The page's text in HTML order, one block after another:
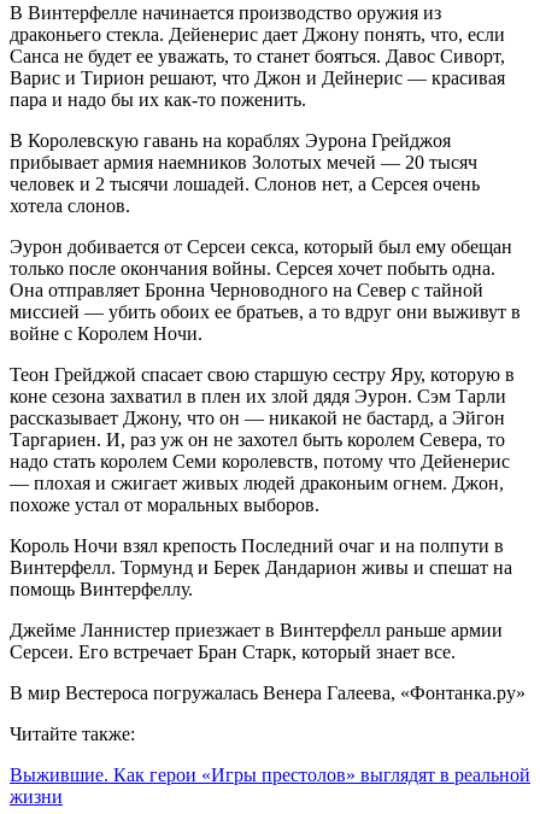
В Винтерфелле начинается производство оружия из
драконьего стекла. Дейенерис дает Джону понять, что, если
Санса не будет ее уважать, то станет бояться. Давос Сиворт,
Варис и Тирион решают, что Джон и Дейнерис — красивая
пара и надо бы их как-то поженить.
В Королевскую гавань на кораблях Эурона Грейджоя
прибывает армия наемников Золотых мечей — 20 тысяч
человек и 2 тысячи лошадей. Слонов нет, а Серсея очень
хотела слонов.
Эурон добивается от Серсеи секса, который был ему обещан
только после окончания войны. Серсея хочет побыть одна.
Она отправляет Бронна Черноводного на Север с тайной
миссией — убить обоих ее братьев, а то вдруг они выживут в
войне с Королем Ночи.
Теон Грейджой спасает свою старшую сестру Яру, которую в
коне сезона захватил в плен их злой дядя Эурон. Сэм Тарли
рассказывает Джону, что он — никакой не бастард, а Эйгон
Таргариен. И, раз уж он не захотел быть королем Севера, то
надо стать королем Семи королевств, потому что Дейенерис
— плохая и сжигает живых людей драконьим огнем. Джон,
похоже устал от моральных выборов.
Король Ночи взял крепость Последний очаг и на полпути в
Винтерфелл. Тормунд и Берек Дандарион живы и спешат на
помощь Винтерфеллу.
Джейме Ланнистер приезжает в Винтерфелл раньше армии
Серсеи. Его встречает Бран Старк, который знает все.
В мир Вестероса погружалась Венера Галеева, «Фонтанка.ру»
Читайте также:
Выжившие. Как герои «Игры престолов» выглядят в реальной
жизни